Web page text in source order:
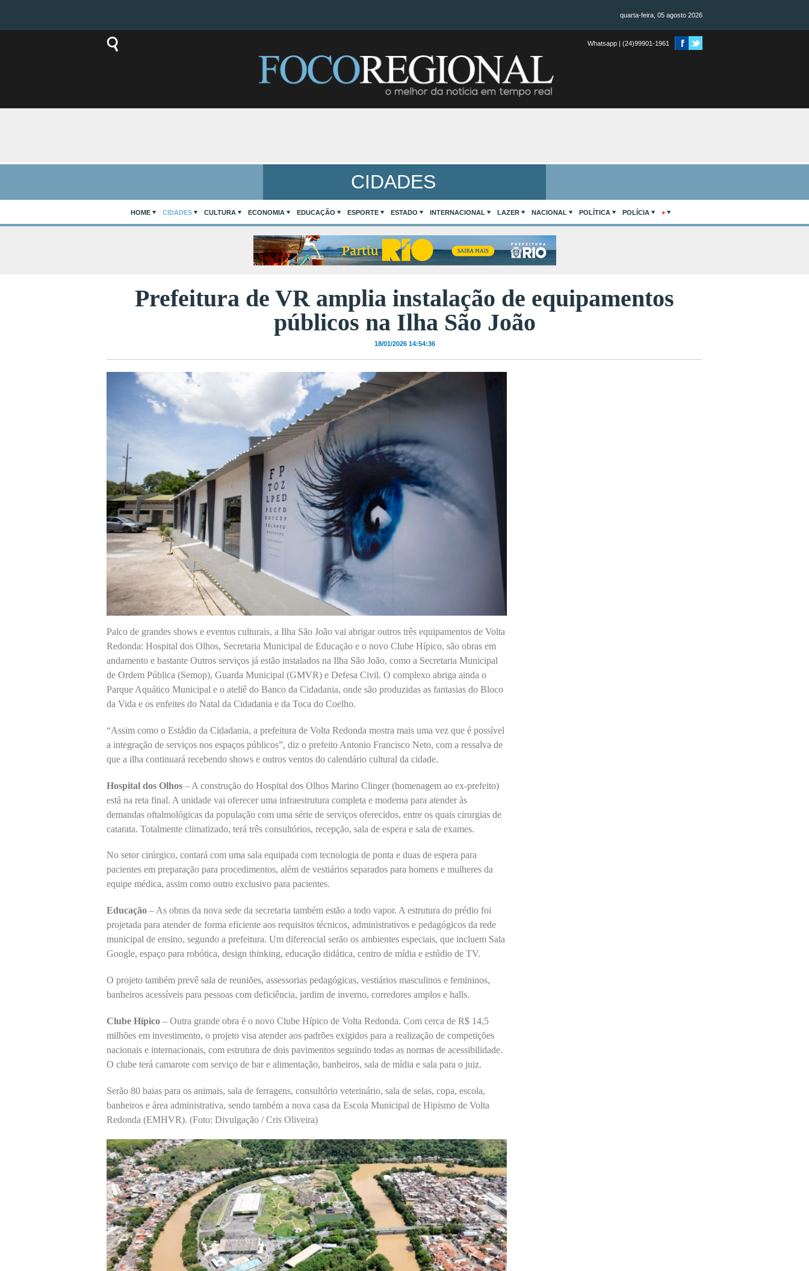
quarta-feira, 05 agosto 2026
Whatsapp | (24)99901-1961
CIDADES
HOME CIDADES CULTURA ECONOMIA EDUCAÇÃO ESPORTE ESTADO INTERNACIONAL LAZER NACIONAL POLÍTICA POLÍCIA +
Prefeitura de VR amplia instalação de equipamentos
públicos na Ilha São João
18/01/2026 14:54:36
Palco de grandes shows e eventos culturais, a Ilha São João vai abrigar outros três equipamentos de Volta
Redonda: Hospital dos Olhos, Secretaria Municipal de Educação e o novo Clube Hípico, são obras em
andamento e bastante Outros serviços já estão instalados na Ilha São João, como a Secretaria Municipal
de Ordem Pública (Semop), Guarda Municipal (GMVR) e Defesa Civil. O complexo abriga ainda o
Parque Aquático Municipal e o ateliê do Banco da Cidadania, onde são produzidas as fantasias do Bloco
da Vida e os enfeites do Natal da Cidadania e da Toca do Coelho.
“Assim como o Estádio da Cidadania, a prefeitura de Volta Redonda mostra mais uma vez que é possível
a integração de serviços nos espaços públicos”, diz o prefeito Antonio Francisco Neto, com a ressalva de
que a ilha continuará recebendo shows e outros ventos do calendário cultural da cidade.
Hospital dos Olhos – A construção do Hospital dos Olhos Marino Clinger (homenagem ao ex-prefeito)
está na reta final. A unidade vai oferecer uma infraestrutura completa e moderna para atender às
demandas oftalmológicas da população com uma série de serviços oferecidos, entre os quais cirurgias de
catarata. Totalmente climatizado, terá três consultórios, recepção, sala de espera e sala de exames.
No setor cirúrgico, contará com uma sala equipada com tecnologia de ponta e duas de espera para
pacientes em preparação para procedimentos, além de vestiários separados para homens e mulheres da
equipe médica, assim como outro exclusivo para pacientes.
Educação – As obras da nova sede da secretaria também estão a todo vapor. A estrutura do prédio foi
projetada para atender de forma eficiente aos requisitos técnicos, administrativos e pedagógicos da rede
municipal de ensino, segundo a prefeitura. Um diferencial serão os ambientes especiais, que incluem Sala
Google, espaço para robótica, design thinking, educação didática, centro de mídia e estúdio de TV.
O projeto também prevê sala de reuniões, assessorias pedagógicas, vestiários masculinos e femininos,
banheiros acessíveis para pessoas com deficiência, jardim de inverno, corredores amplos e halls.
Clube Hípico – Outra grande obra é o novo Clube Hípico de Volta Redonda. Com cerca de R$ 14,5
milhões em investimento, o projeto visa atender aos padrões exigidos para a realização de competições
nacionais e internacionais, com estrutura de dois pavimentos seguindo todas as normas de acessibilidade.
O clube terá camarote com serviço de bar e alimentação, banheiros, sala de mídia e sala para o juiz.
Serão 80 baias para os animais, sala de ferragens, consultório veterinário, sala de selas, copa, escola,
banheiros e área administrativa, sendo também a nova casa da Escola Municipal de Hipismo de Volta
Redonda (EMHVR). (Foto: Divulgação / Cris Oliveira)